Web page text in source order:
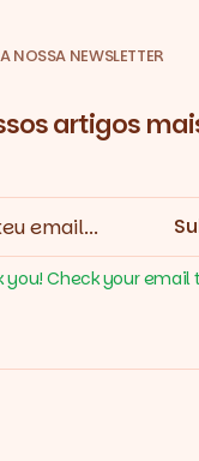
NOSSA NEWSLETTER
artigos
you! Check your